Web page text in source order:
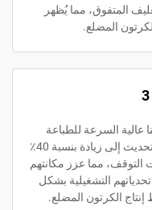
المتفوق، مما يُظهر
المضلع.
عالية السرعة للطباعة
والتجنيب والقطع بالقالب. وقد أدى هذا التحديث إلى زيادة بنسبة 40٪
التوقف، مما عزز مكانتهم
التشغيلية بشكل
الكرتون المضلع.